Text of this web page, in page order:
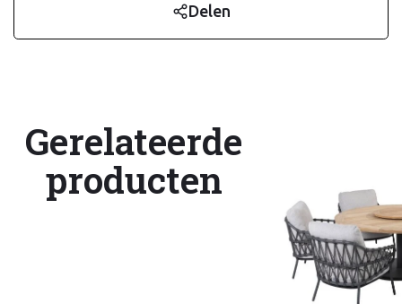
Delen
Gerelateerde
producten